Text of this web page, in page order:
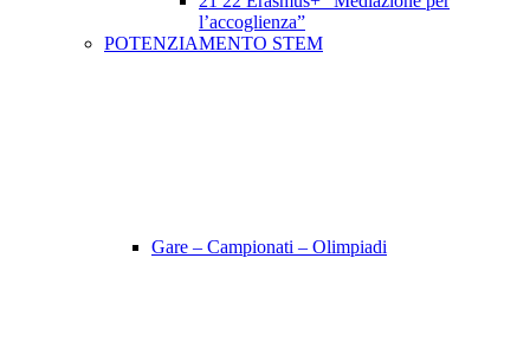
l’accoglienza”
POTENZIAMENTO STEM
Gare – Campionati – Olimpiadi